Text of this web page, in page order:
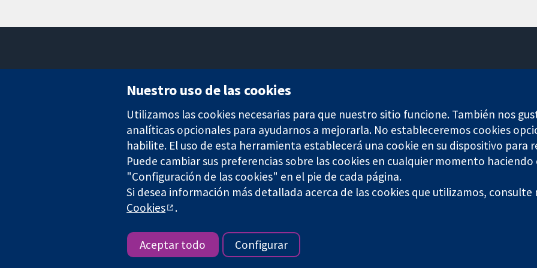
Londres
Reino Unido
The Cochrane Collaboration is a charity (no. 1045921) and a company limited by guarantee (no. 03044323) registered in England &
Copyright © 2026 The Cochrane Collaboration
Nuestro uso de las cookies
Utilizamos las cookies necesarias para que nuestro sitio funcione. También nos
analíticas opcionales para ayudarnos a mejorarla. No estableceremos cookies
habilite. El uso de esta herramienta establecerá una cookie en su dispositivo para
Puede cambiar sus preferencias sobre las cookies en cualquier momento haciendo
"Configuración de las cookies" en el pie de cada página.
Si desea información más detallada acerca de las cookies que utilizamos, consulte
Cookies
.
Aceptar todo Configurar